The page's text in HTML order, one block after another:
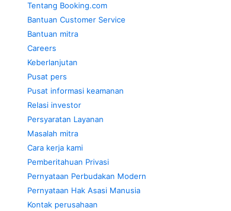
Tentang Booking.com
Bantuan Customer Service
Bantuan mitra
Careers
Keberlanjutan
Pusat pers
Pusat informasi keamanan
Relasi investor
Persyaratan Layanan
Masalah mitra
Cara kerja kami
Pemberitahuan Privasi
Pernyataan Perbudakan Modern
Pernyataan Hak Asasi Manusia
Kontak perusahaan